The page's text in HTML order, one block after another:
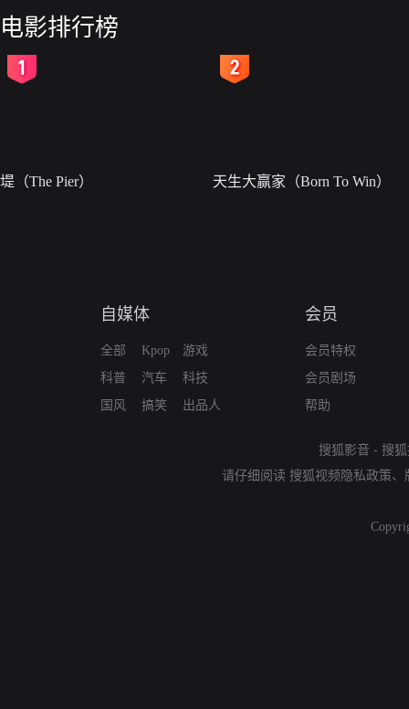
电影排行榜
堤（The Pier） 天生大赢家（Born To Win）
自媒体
全部
科普
国风
Kpop
汽车
搞笑
游戏
科技
出品人
会员
会员特权
会员剧场
帮助
搜狐影音 - 搜
请仔细阅读 搜狐视频隐私政策、